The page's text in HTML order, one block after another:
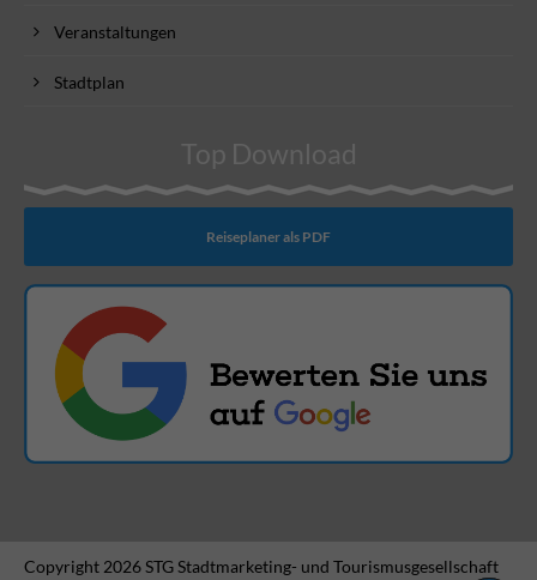
Veranstaltungen
Stadtplan
Top Download
Reiseplaner als PDF
Copyright 2026 STG Stadtmarketing- und Tourismusgesellschaft